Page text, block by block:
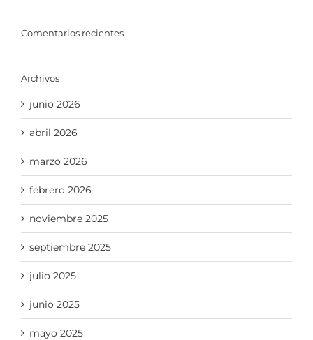
Comentarios recientes
Archivos
junio 2026
abril 2026
marzo 2026
febrero 2026
noviembre 2025
septiembre 2025
julio 2025
junio 2025
mayo 2025